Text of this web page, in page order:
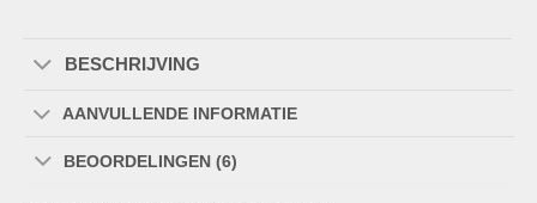
BESCHRIJVING
AANVULLENDE INFORMATIE
BEOORDELINGEN (6)